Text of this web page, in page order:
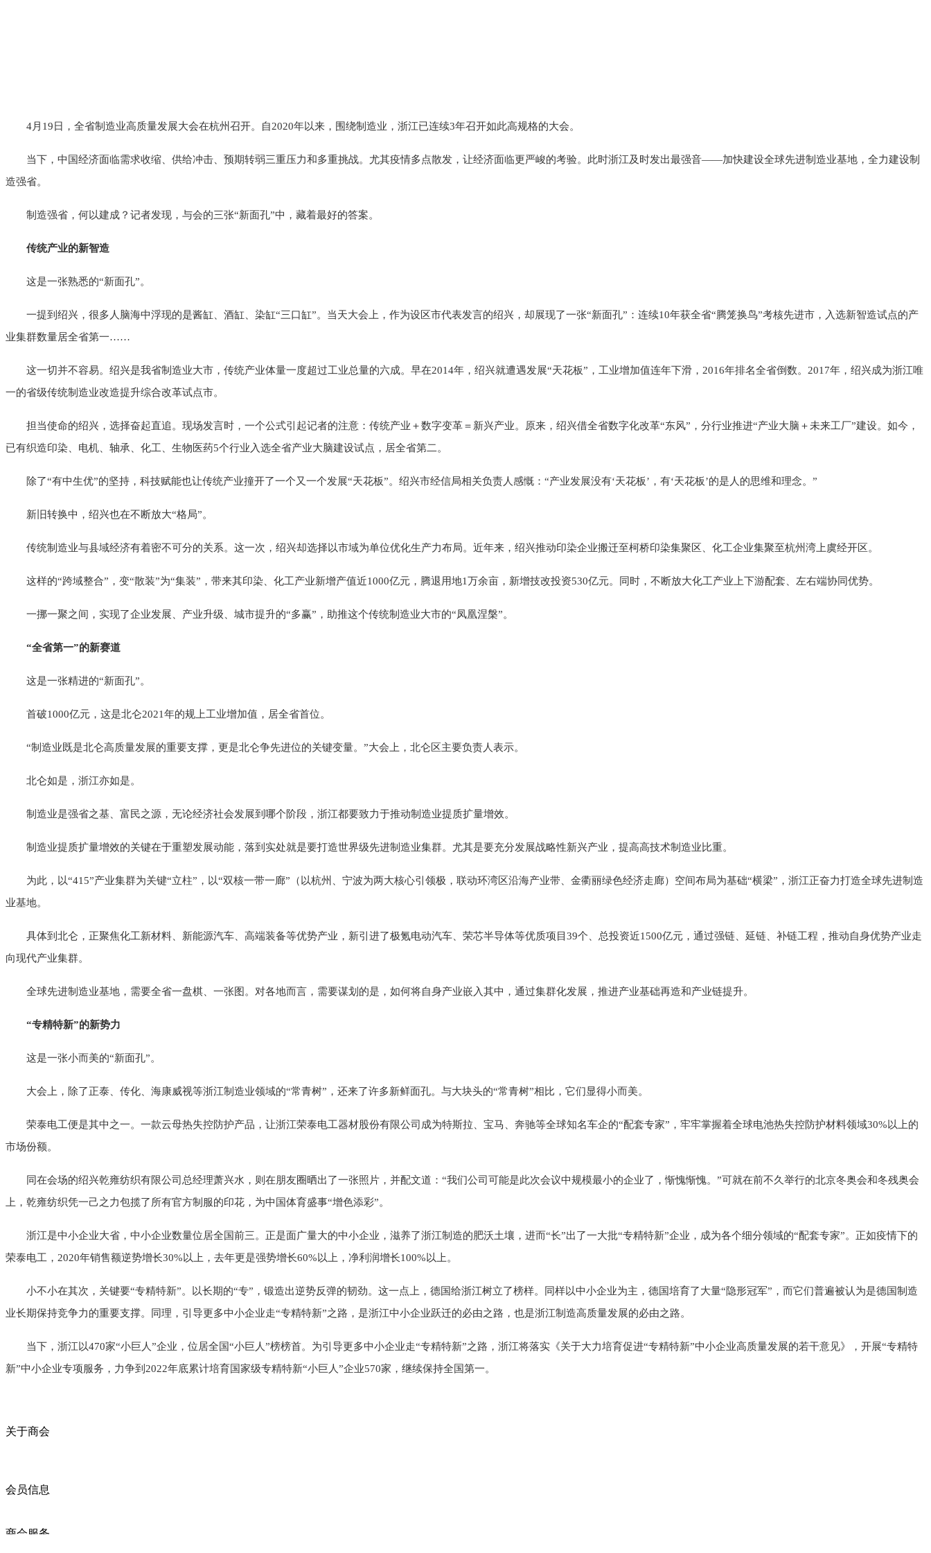
4月19日，全省制造业高质量发展大会在杭州召开。自2020年以来，围绕制造业，浙江已连续3年召开如此高规格的大会。
当下，中国经济面临需求收缩、供给冲击、预期转弱三重压力和多重挑战。尤其疫情多点散发，让经济面临更严峻的考验。此时浙江及时发出最强音——加快建设全球先进制造业基地，全力建设制
造强省。
制造强省，何以建成？记者发现，与会的三张“新面孔”中，藏着最好的答案。
传统产业的新智造
这是一张熟悉的“新面孔”。
一提到绍兴，很多人脑海中浮现的是酱缸、酒缸、染缸“三口缸”。当天大会上，作为设区市代表发言的绍兴，却展现了一张“新面孔”：连续10年获全省“腾笼换鸟”考核先进市，入选新智造试点的产
业集群数量居全省第一……
这一切并不容易。绍兴是我省制造业大市，传统产业体量一度超过工业总量的六成。早在2014年，绍兴就遭遇发展“天花板”，工业增加值连年下滑，2016年排名全省倒数。2017年，绍兴成为浙江唯
一的省级传统制造业改造提升综合改革试点市。
担当使命的绍兴，选择奋起直追。现场发言时，一个公式引起记者的注意：传统产业＋数字变革＝新兴产业。原来，绍兴借全省数字化改革“东风”，分行业推进“产业大脑＋未来工厂”建设。如今，
已有织造印染、电机、轴承、化工、生物医药5个行业入选全省产业大脑建设试点，居全省第二。
除了“有中生优”的坚持，科技赋能也让传统产业撞开了一个又一个发展“天花板”。绍兴市经信局相关负责人感慨：“产业发展没有‘天花板’，有‘天花板’的是人的思维和理念。”
新旧转换中，绍兴也在不断放大“格局”。
传统制造业与县域经济有着密不可分的关系。这一次，绍兴却选择以市域为单位优化生产力布局。近年来，绍兴推动印染企业搬迁至柯桥印染集聚区、化工企业集聚至杭州湾上虞经开区。
这样的“跨域整合”，变“散装”为“集装”，带来其印染、化工产业新增产值近1000亿元，腾退用地1万余亩，新增技改投资530亿元。同时，不断放大化工产业上下游配套、左右端协同优势。
一挪一聚之间，实现了企业发展、产业升级、城市提升的“多赢”，助推这个传统制造业大市的“凤凰涅槃”。
“全省第一”的新赛道
这是一张精进的“新面孔”。
首破1000亿元，这是北仑2021年的规上工业增加值，居全省首位。
“制造业既是北仑高质量发展的重要支撑，更是北仑争先进位的关键变量。”大会上，北仑区主要负责人表示。
北仑如是，浙江亦如是。
制造业是强省之基、富民之源，无论经济社会发展到哪个阶段，浙江都要致力于推动制造业提质扩量增效。
制造业提质扩量增效的关键在于重塑发展动能，落到实处就是要打造世界级先进制造业集群。尤其是要充分发展战略性新兴产业，提高高技术制造业比重。
为此，以“415”产业集群为关键“立柱”，以“双核一带一廊”（以杭州、宁波为两大核心引领极，联动环湾区沿海产业带、金衢丽绿色经济走廊）空间布局为基础“横梁”，浙江正奋力打造全球先进制造
业基地。
具体到北仑，正聚焦化工新材料、新能源汽车、高端装备等优势产业，新引进了极氪电动汽车、荣芯半导体等优质项目39个、总投资近1500亿元，通过强链、延链、补链工程，推动自身优势产业走
向现代产业集群。
全球先进制造业基地，需要全省一盘棋、一张图。对各地而言，需要谋划的是，如何将自身产业嵌入其中，通过集群化发展，推进产业基础再造和产业链提升。
“专精特新”的新势力
这是一张小而美的“新面孔”。
大会上，除了正泰、传化、海康威视等浙江制造业领域的“常青树”，还来了许多新鲜面孔。与大块头的“常青树”相比，它们显得小而美。
荣泰电工便是其中之一。一款云母热失控防护产品，让浙江荣泰电工器材股份有限公司成为特斯拉、宝马、奔驰等全球知名车企的“配套专家”，牢牢掌握着全球电池热失控防护材料领域30%以上的
市场份额。
同在会场的绍兴乾雍纺织有限公司总经理萧兴水，则在朋友圈晒出了一张照片，并配文道：“我们公司可能是此次会议中规模最小的企业了，惭愧惭愧。”可就在前不久举行的北京冬奥会和冬残奥会
上，乾雍纺织凭一己之力包揽了所有官方制服的印花，为中国体育盛事“增色添彩”。
浙江是中小企业大省，中小企业数量位居全国前三。正是面广量大的中小企业，滋养了浙江制造的肥沃土壤，进而“长”出了一大批“专精特新”企业，成为各个细分领域的“配套专家”。正如疫情下的
荣泰电工，2020年销售额逆势增长30%以上，去年更是强势增长60%以上，净利润增长100%以上。
小不小在其次，关键要“专精特新”。以长期的“专”，锻造出逆势反弹的韧劲。这一点上，德国给浙江树立了榜样。同样以中小企业为主，德国培育了大量“隐形冠军”，而它们普遍被认为是德国制造
业长期保持竞争力的重要支撑。同理，引导更多中小企业走“专精特新”之路，是浙江中小企业跃迁的必由之路，也是浙江制造高质量发展的必由之路。
当下，浙江以470家“小巨人”企业，位居全国“小巨人”榜榜首。为引导更多中小企业走“专精特新”之路，浙江将落实《关于大力培育促进“专精特新”中小企业高质量发展的若干意见》，开展“专精特
新”中小企业专项服务，力争到2022年底累计培育国家级专精特新“小巨人”企业570家，继续保持全国第一。
关于商会
会员信息
商会服务